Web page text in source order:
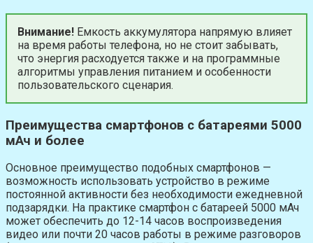
Внимание! Емкость аккумулятора напрямую влияет
на время работы телефона, но не стоит забывать,
что энергия расходуется также и на программные
алгоритмы управления питанием и особенности
пользовательского сценария.
Преимущества смартфонов с батареями 5000
мАч и более
Основное преимущество подобных смартфонов —
возможность использовать устройство в режиме
постоянной активности без необходимости ежедневной
подзарядки. На практике смартфон с батареей 5000 мАч
может обеспечить до 12-14 часов воспроизведения
видео или почти 20 часов работы в режиме разговоров